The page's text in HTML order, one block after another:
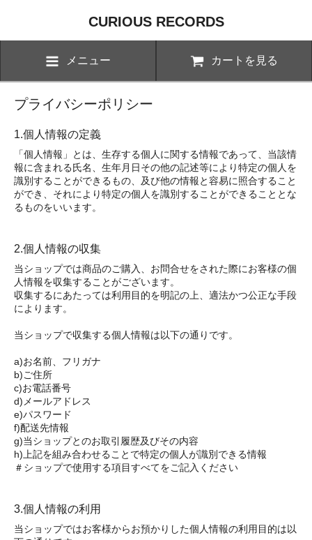
CURIOUS RECORDS
メニュー カートを見る
プライバシーポリシー
1.個人情報の定義
「個人情報」とは、生存する個人に関する情報であって、当該情
報に含まれる氏名、生年月日その他の記述等により特定の個人を
識別することができるもの、及び他の情報と容易に照合すること
ができ、それにより特定の個人を識別することができることとな
るものをいいます。
2.個人情報の収集
当ショップでは商品のご購入、お問合せをされた際にお客様の個
人情報を収集することがございます。
収集するにあたっては利用目的を明記の上、適法かつ公正な手段
によります。
当ショップで収集する個人情報は以下の通りです。
a)お名前、フリガナ
b)ご住所
c)お電話番号
d)メールアドレス
e)パスワード
f)配送先情報
g)当ショップとのお取引履歴及びその内容
h)上記を組み合わせることで特定の個人が識別できる情報
＃ショップで使用する項目すべてをご記入ください
3.個人情報の利用
当ショップではお客様からお預かりした個人情報の利用目的は以